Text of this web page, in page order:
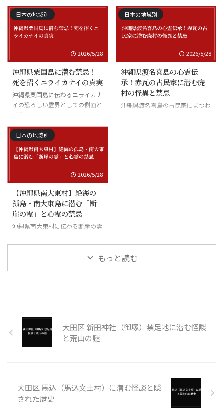
士の怪談
日本の地域別
2026/5/28
沖縄県粟国島に潜む禁忌！
死を招くニライカナイの真実
沖縄県粟国島に伝わるニライカナ
イの恐ろしい霊界としての側面と
日本の地域別
2026/5/28
沖縄県渡名喜島の心霊伝
承！赤瓦の古民家に潜む廃
村の怪異と禁忌
沖縄県渡名喜島の古民家にまつわ
日本の地域別
2026/5/28
【沖縄県南大東村】絶海の
孤島・南大東島に潜む「断
崖の霊」と心霊の禁忌
沖縄県南大東村に伝わる断崖の霊
もっと読む
大田区 新田神社（御塚）禁足地に潜む怪談
と荒山の謎
大田区 馬込（馬込文士村）に潜む怪談と隠
された歴史